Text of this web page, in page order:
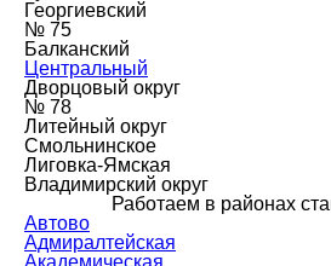
Георгиевский
№ 75
Балканский
Центральный
Дворцовый округ
№ 78
Литейный округ
Смольнинское
Лиговка-Ямская
Владимирский округ
Работаем в районах
Автово
Адмиралтейская